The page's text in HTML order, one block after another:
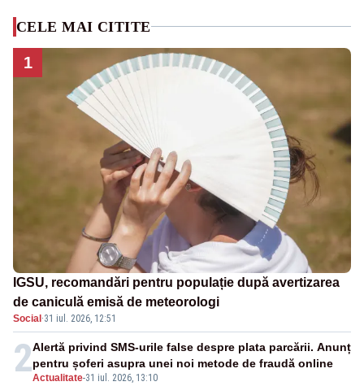
CELE MAI CITITE
1
IGSU, recomandări pentru populație după avertizarea
de caniculă emisă de meteorologi
Social ·31 iul. 2026, 12:51
2Actualitate-31 iul. 2026, 13:10
Alertă privind SMS-urile false despre plata parcării. Anunț
pentru șoferi asupra unei noi metode de fraudă online